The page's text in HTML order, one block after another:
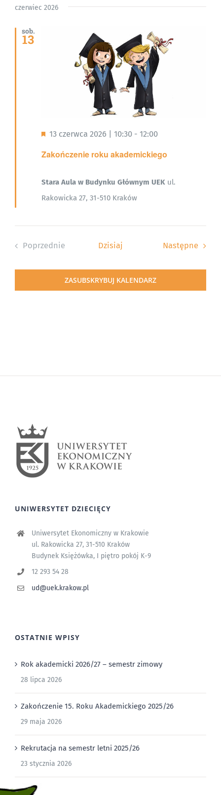
czerwiec 2026
sob.
13
Zakończenie roku akademickiego
Wyróżnione
13 czerwca 2026 | 10:30 - 12:00
Stara Aula w Budynku Głównym UEK ul.
Rakowicka 27, 31-510 Kraków
Poprzednie
Dzisiaj Następne
ZASUBSKRYBUJ KALENDARZ
UNIWERSYTET DZIECIĘCY
Uniwersytet Ekonomiczny w Krakowie
ul. Rakowicka 27, 31-510 Kraków
Budynek Księżówka, I piętro pokój K-9
12 293 54 28
ud@uek.krakow.pl
OSTATNIE WPISY
Rok akademicki 2026/27 – semestr zimowy
28 lipca 2026
Zakończenie 15. Roku Akademickiego 2025/26
29 maja 2026
Rekrutacja na semestr letni 2025/26
23 stycznia 2026